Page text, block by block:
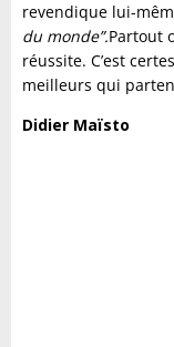
revendique lui-
du monde”.Partout
réussite. C’est
meilleurs qui
Didier Maïsto